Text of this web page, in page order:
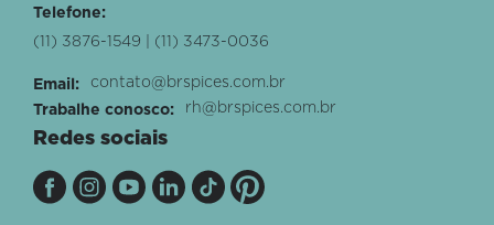
Telefone:
(11) 3876-1549 | (11) 3473-0036
Email:
contato@brspices.com.br
Trabalhe conosco:
rh@brspices.com.br
Redes sociais